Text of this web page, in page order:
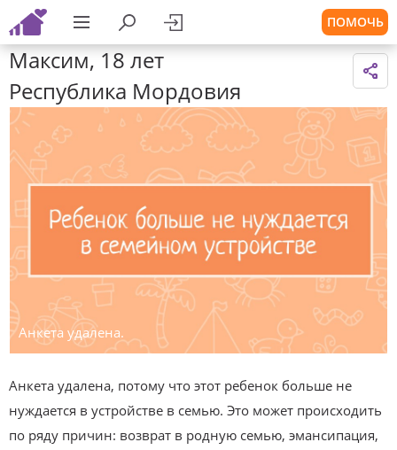
ПОМОЧЬ
Максим, 18 лет
Республика Мордовия
Анкета удалена.
Анкета удалена, потому что этот ребенок больше не
нуждается в устройстве в семью. Это может происходить
по ряду причин: возврат в родную семью, эмансипация,